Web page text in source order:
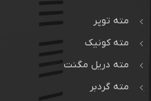
مته توپر
مته کونیک
مته دریل مگنت
مته گردبر